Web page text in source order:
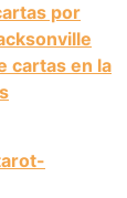
por
cartas en la